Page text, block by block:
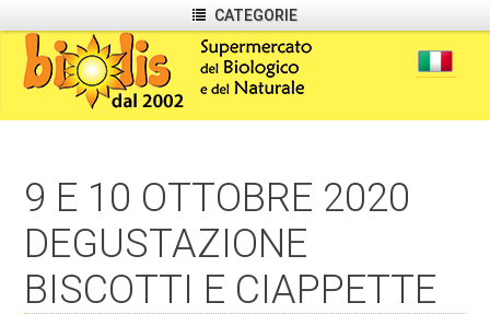
CATEGORIE
9 E 10 OTTOBRE 2020
DEGUSTAZIONE
BISCOTTI E CIAPPETTE